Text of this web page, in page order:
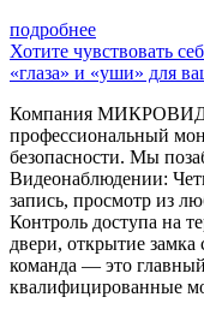
подробнее
Хотите чувствовать
«глаза» и «уши» для
Компания
профессиональный
безопасности. Мы
Видеонаблюдении:
запись, просмотр из
Контроль доступа на
двери, открытие
команда — это
квалифицированные